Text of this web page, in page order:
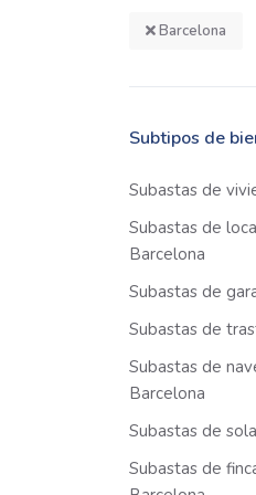
Barcelona
Subtipos de
Subastas de
Subastas de
Barcelona
Subastas de
Subastas de
Subastas de
Barcelona
Subastas de
Subastas de